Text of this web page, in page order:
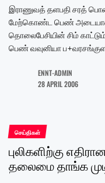
இராணுவத் தளபதி சரத்
மேற்கொண்ட பெண்
தொலைபேசியின் சிம்
பெண் வவுனியா
ENNT-ADMIN
28 APRIL 2006
செய்திகள்
புலிகளிற்கு
தலைமை தாங்க